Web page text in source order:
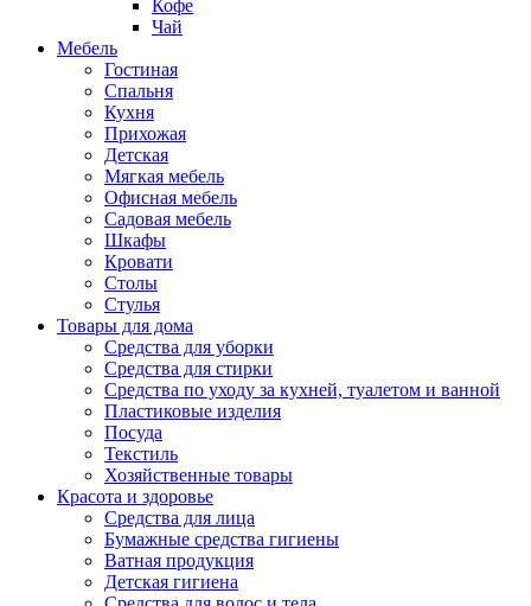
Кофе
Чай
Мебель
Гостиная
Спальня
Кухня
Прихожая
Детская
Мягкая мебель
Офисная мебель
Садовая мебель
Шкафы
Кровати
Столы
Стулья
Товары для дома
Средства для уборки
Средства для стирки
Средства по уходу за кухней, туалетом и ванной
Пластиковые изделия
Посуда
Текстиль
Хозяйственные товары
Красота и здоровье
Средства для лица
Бумажные средства гигиены
Ватная продукция
Детская гигиена